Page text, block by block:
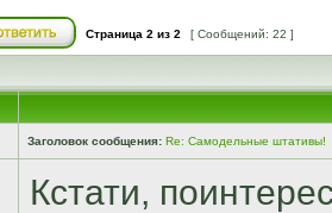
Страница 2 из 2 [ Сообщений: 22 ]
Заголовок сообщения: Re: Самодельные штативы!
Кстати,